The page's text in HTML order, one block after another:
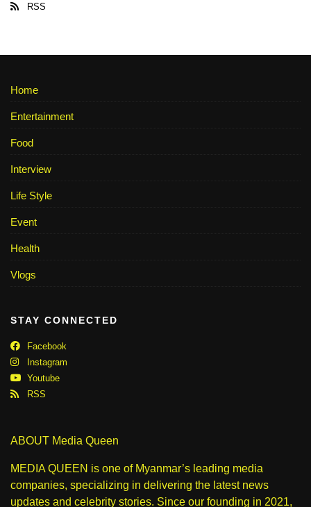
RSS
Home
Entertainment
Food
Interview
Life Style
Event
Health
Vlogs
STAY CONNECTED
Facebook
Instagram
Youtube
RSS
ABOUT Media Queen
MEDIA QUEEN is one of Myanmar’s leading media
companies, specializing in delivering the latest news
updates and celebrity stories. Since our founding in 2021,